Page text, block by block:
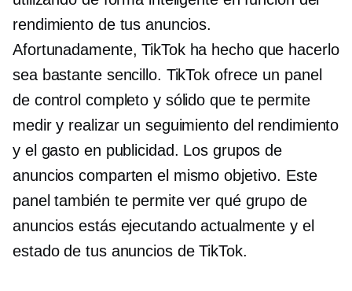
rendimiento de tus anuncios.
Afortunadamente, TikTok ha hecho que hacerlo
sea bastante sencillo. TikTok ofrece un panel
de control completo y sólido que te permite
medir y realizar un seguimiento del rendimiento
y el gasto en publicidad. Los grupos de
anuncios comparten el mismo objetivo. Este
panel también te permite ver qué grupo de
anuncios estás ejecutando actualmente y el
estado de tus anuncios de TikTok.